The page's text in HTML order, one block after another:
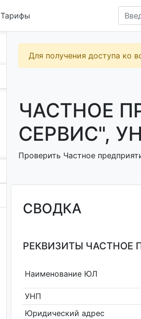
Тарифы
Для получения доступа ко
ЧАСТНОЕ
СЕРВИС",
Проверить Частное
СВОДКА
РЕКВИЗИТЫ ЧАСТНОЕ
Наименование ЮЛ
УНП
Юридический адрес